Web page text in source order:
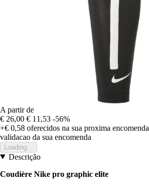
A partir de
€ 26,00 € 11,53 -56%
+€ 0,58 oferecidos na sua proxima encomenda
validacao da sua encomenda
Loading...
Descrição
Coudière Nike pro graphic elite